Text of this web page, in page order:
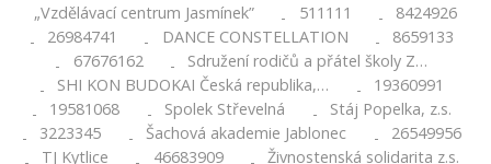
„Vzdělávací centrum Jasmínek” - 511111 -
8424926
-
26984741 - DANCE CONSTELLATION -
8659133
-
67676162 -
Sdružení rodičů a přátel školy Z…
-
SHI KON BUDOKAI Česká republika,… -
19360991
-
19581068 - Spolek Střevelná -
Stáj Popelka, z.s.
-
3223345 - Šachová akademie Jablonec -
26549956
TJ Kytlice 46683909 Živnostenská solidarita z.s.